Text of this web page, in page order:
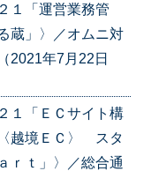
１「運営業務管
」〉／オムニ対
2021年7月22日
１「ＥＣサイト構
越境ＥＣ〉 スタ
ｒｔ」〉／総合通